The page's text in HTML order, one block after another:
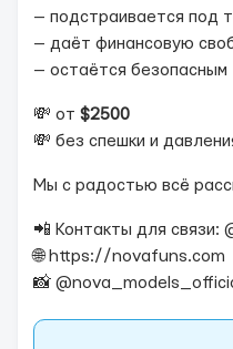
— подстраивается под
— даёт финансовую
— остаётся безопасным
💸 от $2500
💸 без спешки и
Мы с радостью всё
📲 Контакты для связи:
🌐 https://novafuns.com
📸